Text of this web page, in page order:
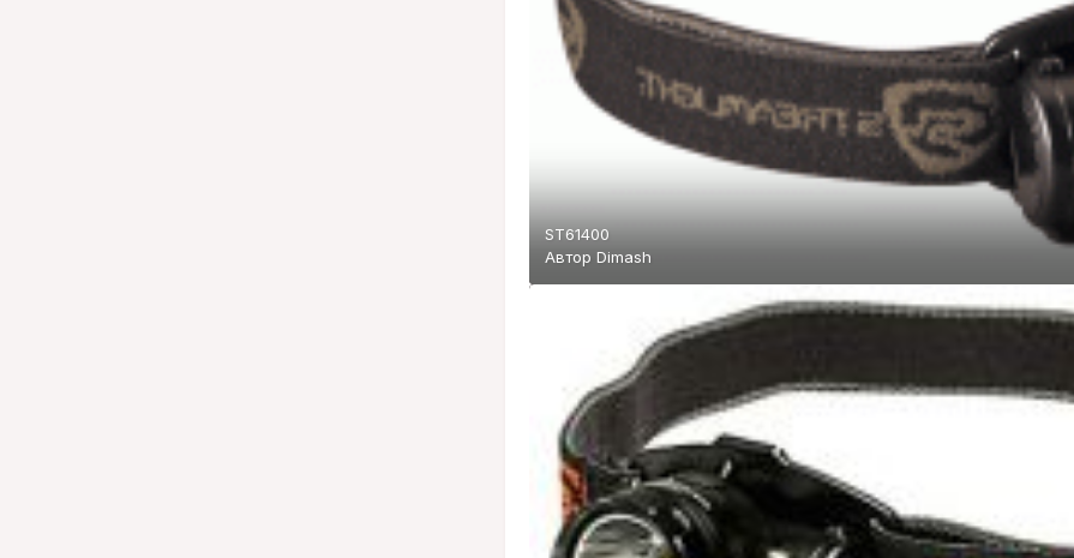
ST61400
Автор Dimash